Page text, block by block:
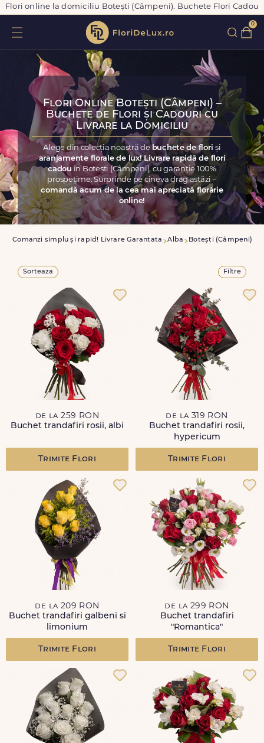
Flori online la domiciliu Botești (Câmpeni). Buchete Flori Cadou
0
Flori Online Botești (Câmpeni) –
Buchete de Flori și Cadouri cu
Livrare la Domiciliu
Alege din colecția noastră de buchete de floriși
aranjamente florale de lux! Livrare rapidă de flori
cadouîn Botești (Câmpeni), cu garanție 100%
prospețime. Surprinde pe cineva drag astăzi –
comandă acum de la cea mai apreciată florărie
online!
Comanzi simplu și rapid! Livrare Garantata Alba Botești (Câmpeni)
Sorteaza Filtre
de la 259 RON
Buchet trandafiri rosii, albi
Trimite Flori
de la 319 RON
Buchet trandafiri rosii,
hypericum
Trimite Flori
de la 209 RON
Buchet trandafiri galbeni si
limonium
Trimite Flori
de la 299 RON
Buchet trandafiri
"Romantica"
Trimite Flori